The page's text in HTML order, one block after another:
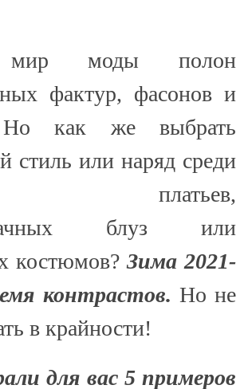
ЯК ОДЯГАТИСЯ,
світить сонце і
сильний...
КУПАЛЬНИК ІЗ НАКИДКОЮ
Літо — це час, коли
жінок звертають увагу не
Читати далі →
мир моды полон
фактур, фасонов и
Но как же выбрать
стиль или наряд среди
платьев,
блуз или
костюмов?Зима 2021-
контрастов. Но не
в крайности!
для вас 5 примеров